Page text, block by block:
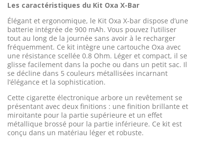
Les caractéristiques du Kit Oxa X-Bar
Élégant et ergonomique, le Kit Oxa X-bar dispose d’une
batterie intégrée de 900 mAh. Vous pouvez l’utiliser
tout au long de la journée sans avoir à le recharger
fréquemment. Ce kit intègre une cartouche Oxa avec
une résistance scellée 0.8 Ohm. Léger et compact, il se
glisse facilement dans la poche ou dans un petit sac. Il
se décline dans 5 couleurs métallisées incarnant
l’élégance et la sophistication.
Cette cigarette électronique arbore un revêtement se
présentant avec deux finitions : une finition brillante et
miroitante pour la partie supérieure et un effet
métallique brossé pour la partie inférieure. Ce kit est
conçu dans un matériau léger et robuste.